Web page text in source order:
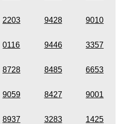
2203 9428 9010
0116 9446 3357
8728 8485 6653
9059 8427 9001
8937 3283 1425